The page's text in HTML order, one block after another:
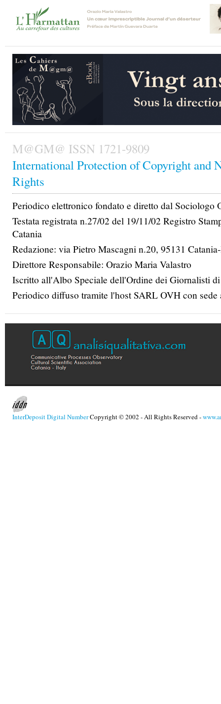
M@GM@ ISSN 1721-9809
International Protection of Copyright and
Rights
Periodico elettronico fondato e diretto dal Sociologo
Testata registrata n.27/02 del 19/11/02 Registro
Catania
Redazione: via Pietro Mascagni n.20, 95131
Direttore Responsabile: Orazio Maria Valastro
Iscritto all'Albo Speciale dell'Ordine dei Giornalisti
Periodico diffuso tramite l'host SARL OVH con
InterDeposit Digital NumberCopyright © 2002 - All Rights Reserved -